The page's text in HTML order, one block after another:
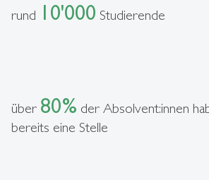
rund 10'000 Studierende
über 80% der Absolvent:innen
bereits eine Stelle